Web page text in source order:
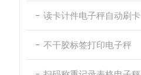
读卡计件电子秤自动刷卡
不干胶标签打印电子秤